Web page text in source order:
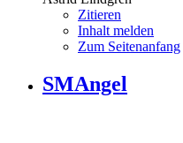
Zitieren
Inhalt melden
Zum Seitenanfang
SMAngel